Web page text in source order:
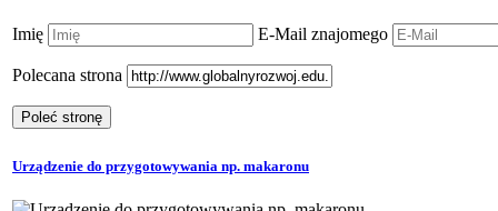
Imię E-Mail znajomego
Polecana strona
Urządzenie do przygotowywania np. makaronu